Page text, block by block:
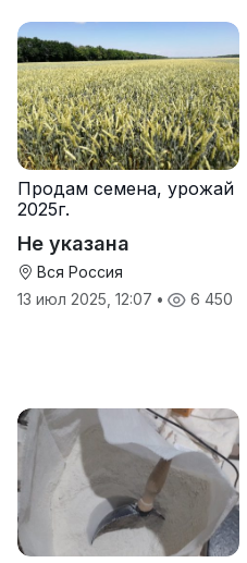
Продам семена, урожай
2025г.
Не указана
Вся Россия
13 июл 2025, 12:07 • 6 450